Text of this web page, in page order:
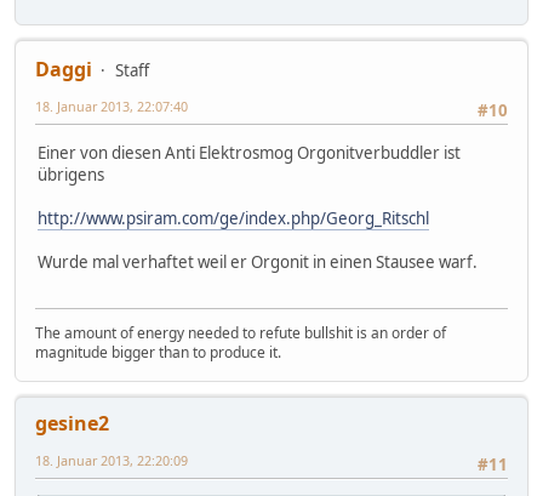
Daggi
Staff
#10
18. Januar 2013, 22:07:40
Einer von diesen Anti Elektrosmog Orgonitverbuddler ist
übrigens
http://www.psiram.com/ge/index.php/Georg_Ritschl
Wurde mal verhaftet weil er Orgonit in einen Stausee warf.
The amount of energy needed to refute bullshit is an order of
magnitude bigger than to produce it.
gesine2
#11
18. Januar 2013, 22:20:09